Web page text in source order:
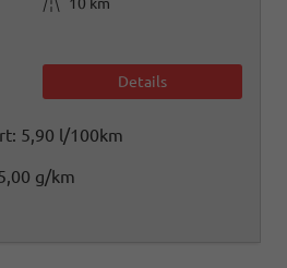
Details
5,90 l/100km
g/km